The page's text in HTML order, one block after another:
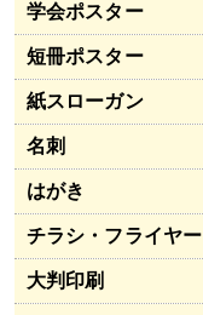
学会ポスター
短冊ポスター
紙スローガン
名刺
はがき
チラシ・フライヤー
大判印刷